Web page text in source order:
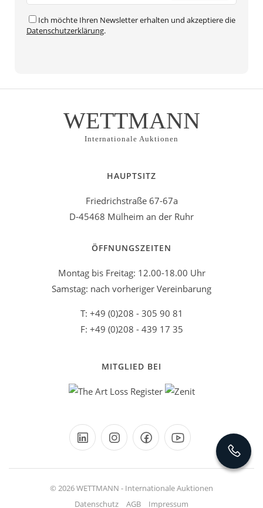
Ich möchte Ihren Newsletter erhalten und akzeptiere die
Datenschutzerklärung.
WETTMANN
Internationale Auktionen
HAUPTSITZ
Friedrichstraße 67-67a
D-45468 Mülheim an der Ruhr
ÖFFNUNGSZEITEN
Montag bis Freitag: 12.00-18.00 Uhr
Samstag: nach vorheriger Vereinbarung
T: +49 (0)208 - 305 90 81
F: +49 (0)208 - 439 17 35
MITGLIED BEI
© 2026 WETTMANN - Internationale Auktionen
Datenschutz
AGB Impressum